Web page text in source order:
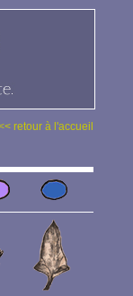
retour à l'accueil